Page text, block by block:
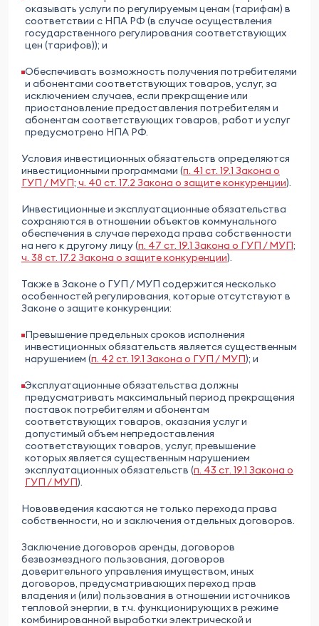
оказывать услуги по регулируемым ценам (тарифам) в
соответствии с НПА РФ (в случае осуществления
государственного регулирования соответствующих
цен (тарифов)); и
Обеспечивать возможность получения потребителями
и абонентами соответствующих товаров, услуг, за
исключением случаев, если прекращение или
приостановление предоставления потребителям и
абонентам соответствующих товаров, работ и услуг
предусмотрено НПА РФ.
Условия инвестиционных обязательств определяются
инвестиционными программами (п. 41 ст. 19.1 Закона о
ГУП / МУП; ч. 40 ст. 17.2 Закона о защите конкуренции).
Инвестиционные и эксплуатационные обязательства
сохраняются в отношении объектов коммунального
обеспечения в случае перехода права собственности
на него к другому лицу (п. 47 ст. 19.1 Закона о ГУП / МУП;
ч. 38 ст. 17.2 Закона о защите конкуренции).
Также в Законе о ГУП / МУП содержится несколько
особенностей регулирования, которые отсутствуют в
Законе о защите конкуренции:
Превышение предельных сроков исполнения
инвестиционных обязательств является существенным
нарушением (п. 42 ст. 19.1 Закона о ГУП / МУП); и
Эксплуатационные обязательства должны
предусматривать максимальный период прекращения
поставок потребителям и абонентам
соответствующих товаров, оказания услуг и
допустимый объем непредоставления
соответствующих товаров, услуг, превышение
которых является существенным нарушением
эксплуатационных обязательств (п. 43 ст. 19.1 Закона о
ГУП / МУП).
Нововведения касаются не только перехода права
собственности, но и заключения отдельных договоров.
Заключение договоров аренды, договоров
безвозмездного пользования, договоров
доверительного управления имуществом, иных
договоров, предусматривающих переход прав
владения и (или) пользования в отношении источников
тепловой энергии, в т.ч. функционирующих в режиме
комбинированной выработки электрической и